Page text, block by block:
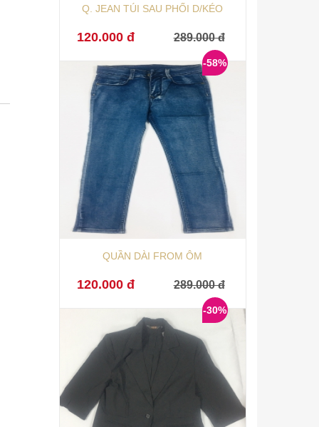
Q. JEAN TÚI SAU PHỐI D/KÉO
120.000 đ 289.000 đ
-58%
QUẦN DÀI FROM ÔM
120.000 đ 289.000 đ
-30%